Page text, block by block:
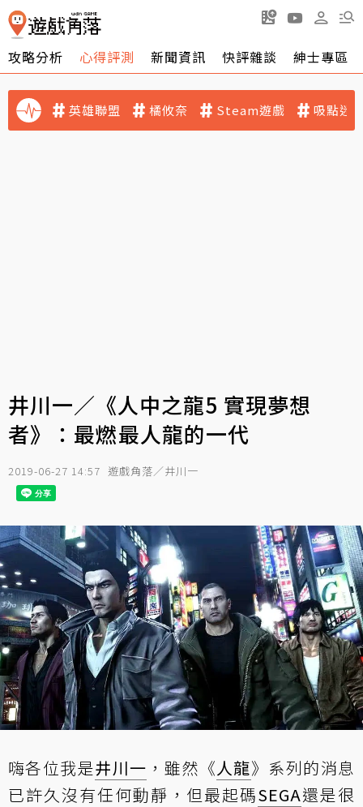
攻略分析 心得評測 新聞資訊 快評雜談 紳士專區
英雄聯盟 橘攸奈 Steam遊戲 吸點迷
井川一／《人中之龍5 實現夢想
者》：最燃最人龍的一代
2019-06-27 14:57 遊戲角落／井川一
嗨各位我是井川一 ，雖然《人龍》系列的消息
已許久沒有任何動靜，但最起碼SEGA還是很